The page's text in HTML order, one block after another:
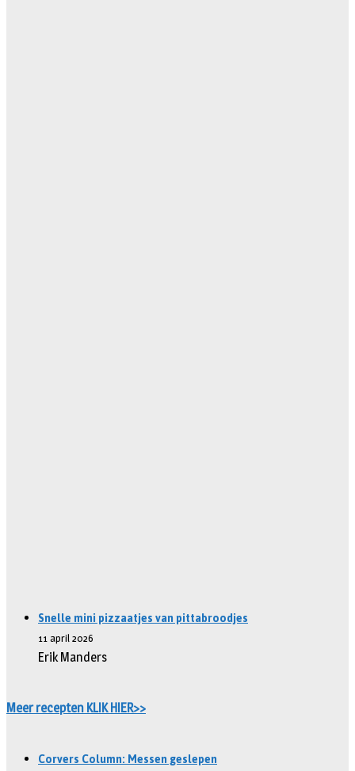
Snelle mini pizzaatjes van pittabroodjes
11 april 2026
Erik Manders
Meer recepten KLIK HIER>>
Corvers Column: Messen geslepen